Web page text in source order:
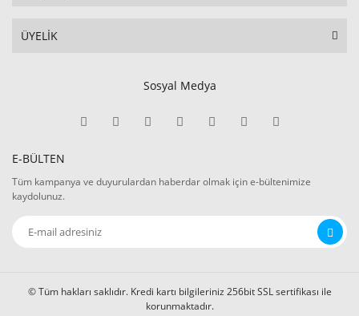
ÜYELİK
Sosyal Medya
E-BÜLTEN
Tüm kampanya ve duyurulardan haberdar olmak için e-bültenimize
kaydolunuz.
© Tüm hakları saklıdır. Kredi kartı bilgileriniz 256bit SSL sertifikası ile
korunmaktadır.